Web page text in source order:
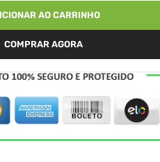
AO CARRINHO
COMPRAR AGORA